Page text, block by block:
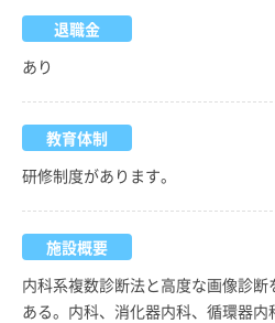
退職金
あり
教育体制
研修制度があります。
施設概要
内科系複数診断法と高度な画像診
ある。内科、消化器内科、循環器